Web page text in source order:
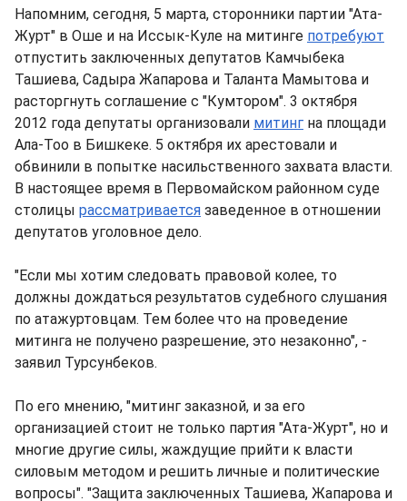
Напомним, сегодня, 5 марта, сторонники партии "Ата-
Журт" в Оше и на Иссык-Куле на митинге потребуют
отпустить заключенных депутатов Камчыбека
Ташиева, Садыра Жапарова и Таланта Мамытова и
расторгнуть соглашение с "Кумтором". 3 октября
2012 года депутаты организовали митинг на площади
Ала-Тоо в Бишкеке. 5 октября их арестовали и
обвинили в попытке насильственного захвата власти.
В настоящее время в Первомайском районном суде
столицы рассматривается заведенное в отношении
депутатов уголовное дело.
"Если мы хотим следовать правовой колее, то
должны дождаться результатов судебного слушания
по атажуртовцам. Тем более что на проведение
митинга не получено разрешение, это незаконно", -
заявил Турсунбеков.
По его мнению, "митинг заказной, и за его
организацией стоит не только партия "Ата-Журт", но и
многие другие силы, жаждущие прийти к власти
силовым методом и решить личные и политические
вопросы". "Защита заключенных Ташиева, Жапарова и